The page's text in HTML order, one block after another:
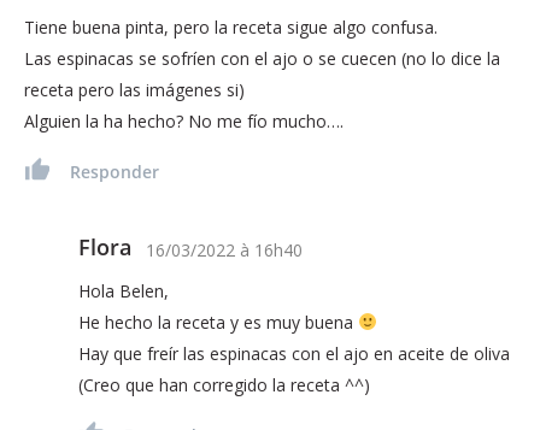
Tiene buena pinta, pero la receta sigue algo confusa.
Las espinacas se sofríen con el ajo o se cuecen (no lo dice la
receta pero las imágenes si)
Alguien la ha hecho? No me fío mucho….
Responder
Flora 16/03/2022 à 16h40
Hola Belen,
He hecho la receta y es muy buena
Hay que freír las espinacas con el ajo en aceite de oliva
(Creo que han corregido la receta ^^)